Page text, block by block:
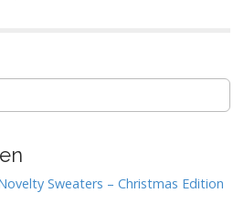
Sweaters – Christmas Edition